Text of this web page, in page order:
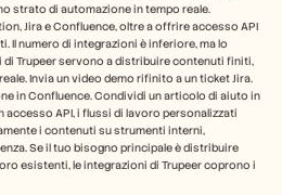
strato di automazione in tempo reale.
Jira e Confluence, oltre a offrire accesso API
Il numero di integrazioni è inferiore, ma lo
di Trupeer servono a distribuire contenuti finiti,
Invia un video demo rifinito a un ticket Jira.
in Confluence. Condividi un articolo di aiuto in
accesso API, i flussi di lavoro personalizzati
i contenuti su strumenti interni,
Se il tuo bisogno principale è distribuire
esistenti, le integrazioni di Trupeer coprono i